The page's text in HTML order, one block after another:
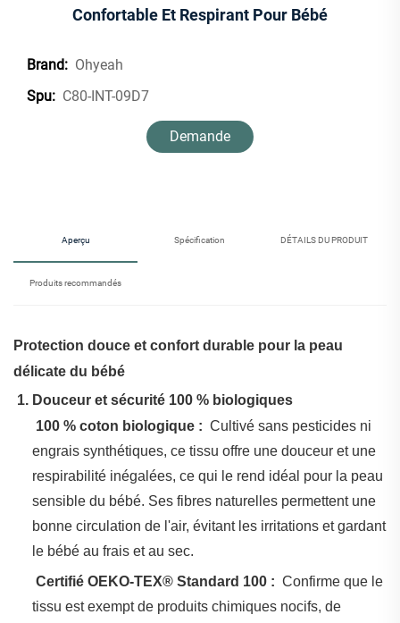
Confortable Et Respirant Pour Bébé
Brand: Ohyeah
Spu: C80-INT-09D7
Demande
Aperçu Spécification DÉTAILS DU PRODUIT
Produits recommandés
Protection douce et confort durable pour la peau
délicate du bébé
1. Douceur et sécurité 100 % biologiques
100 % coton biologique : ‌ Cultivé sans pesticides ni
engrais synthétiques, ce tissu offre une douceur et une
respirabilité inégalées, ce qui le rend idéal pour la peau
sensible du bébé. Ses fibres naturelles permettent une
bonne circulation de l'air, évitant les irritations et gardant
le bébé au frais et au sec.
Certifié OEKO-TEX® Standard 100 : ‌ Confirme que le
tissu est exempt de produits chimiques nocifs, de